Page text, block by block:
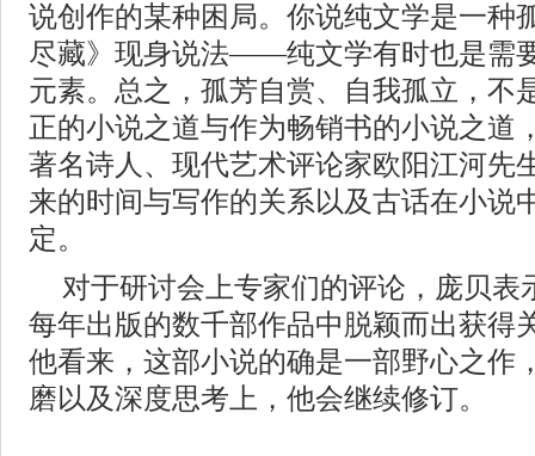
说创作的某种困局。你说纯文学是一种
尽藏》现身说法——纯文学有时也是需
元素。总之，孤芳自赏、自我孤立，不
正的小说之道与作为畅销书的小说之道
著名诗人、现代艺术评论家欧阳江河先
来的时间与写作的关系以及古话在小说
定。
对于研讨会上专家们的评论，庞贝表
每年出版的数千部作品中脱颖而出获得
他看来，这部小说的确是一部野心之作
磨以及深度思考上，他会继续修订。